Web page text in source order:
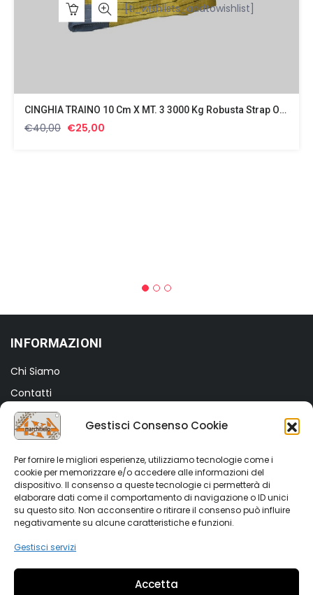
Gestisci Consenso Cookie
Per fornire le migliori esperienze, utilizziamo tecnologie come i
cookie per memorizzare e/o accedere alle informazioni del
dispositivo. Il consenso a queste tecnologie ci permetterà di
elaborare dati come il comportamento di navigazione o ID unici
su questo sito. Non acconsentire o ritirare il consenso può influire
negativamente su alcune caratteristiche e funzioni.
Gestisci servizi
Accetta
[ti_wishlists_addtowishlist]
CINGHIA TRAINO 10 Cm X MT. 3 3000 Kg Robusta Strap Off Road
€40,00 Il€25,00
INFORMAZIONI
Chi Siamo
Contatti
Termini e Condizioni
Privacy Policy
Cookie Policy (UE)
SHOP
Shop
My account
Wishlist